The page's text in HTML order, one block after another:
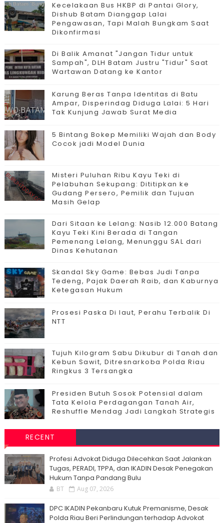
Kecelakaan Bus HKBP di Pantai Glory,
Dishub Batam Dianggap Lalai
Pengawasan, Tapi Malah Bungkam Saat
Dikonfirmasi
Di Balik Amanat "Jangan Tidur untuk
Sampah", DLH Batam Justru "Tidur" Saat
Wartawan Datang ke Kantor
Karung Beras Tanpa Identitas di Batu
Ampar, Disperindag Diduga Lalai: 5 Hari
Tak Kunjung Jawab Surat Media
5 Bintang Bokep Memiliki Wajah dan Body
Cocok jadi Model Dunia
Misteri Puluhan Ribu Kayu Teki di
Pelabuhan Sekupang: Dititipkan ke
Gudang Persero, Pemilik dan Tujuan
Masih Gelap
Dari Sitaan ke Lelang: Nasib 12.000 Batang
Kayu Teki Kini Berada di Tangan
Pemenang Lelang, Menunggu SAL dari
Dinas Kehutanan
Skandal Sky Game: Bebas Judi Tanpa
Tedeng, Pajak Daerah Raib, dan Kaburnya
Ketegasan Hukum
Prosesi Paska Di laut, Perahu Terbalik Di
NTT
Tujuh Kilogram Sabu Dikubur di Tanah dan
Kebun Sawit, Ditresnarkoba Polda Riau
Ringkus 3 Tersangka
Presiden Butuh Sosok Potensial dalam
Tata Kelola Perdagangan Tanah Air,
Reshuffle Mendag Jadi Langkah Strategis
RECENT
Profesi Advokat Diduga Dilecehkan Saat Jalankan
Tugas, PERADI, TPPA, dan IKADIN Desak Penegakan
Hukum Tanpa Pandang Bulu
BT Aug 07, 2026
DPC IKADIN Pekanbaru Kutuk Premanisme, Desak
Polda Riau Beri Perlindungan terhadap Advokat